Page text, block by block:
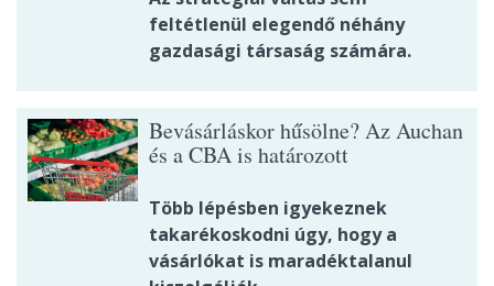
feltétlenül elegendő néhány
gazdasági társaság számára.
Bevásárláskor hűsölne? Az Auchan
és a CBA is határozott
Több lépésben igyekeznek
takarékoskodni úgy, hogy a
vásárlókat is maradéktalanul